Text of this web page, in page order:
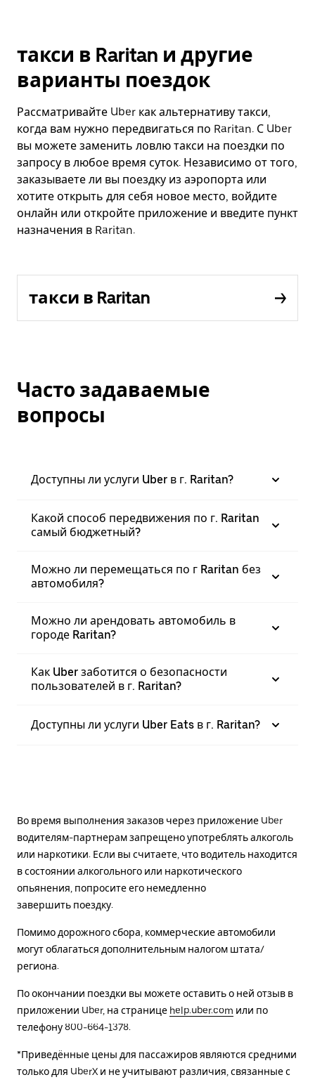
такси в Raritan и другие
варианты поездок
Рассматривайте Uber как альтернативу такси,
когда вам нужно передвигаться по Raritan. С Uber
вы можете заменить ловлю такси на поездки по
запросу в любое время суток. Независимо от того,
заказываете ли вы поездку из аэропорта или
хотите открыть для себя новое место, войдите
онлайн или откройте приложение и введите пункт
назначения в Raritan.
такси в Raritan
Часто задаваемые
вопросы
Доступны ли услуги Uber в г. Raritan?
Какой способ передвижения по г. Raritan
самый бюджетный?
Можно ли перемещаться по г Raritan без
автомобиля?
Можно ли арендовать автомобиль в
городе Raritan?
Как Uber заботится о безопасности
пользователей в г. Raritan?
Доступны ли услуги Uber Eats в г. Raritan?
Во время выполнения заказов через приложение Uber
водителям-партнерам запрещено употреблять алкоголь
или наркотики. Если вы считаете, что водитель находится
в состоянии алкогольного или наркотического
опьянения, попросите его немедленно
завершить поездку.
Помимо дорожного сбора, коммерческие автомобили
могут облагаться дополнительным налогом штата/
региона.
По окончании поездки вы можете оставить о ней отзыв в
приложении Uber, на странице help.uber.com или по
телефону 800-664-1378.
*Приведённые цены для пассажиров являются средними
только для UberX и не учитывают различия, связанные с